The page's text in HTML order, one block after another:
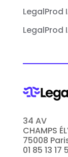
LegalProd
LegalProd
34 AV
CHAMPS
75008
01 85 13 17